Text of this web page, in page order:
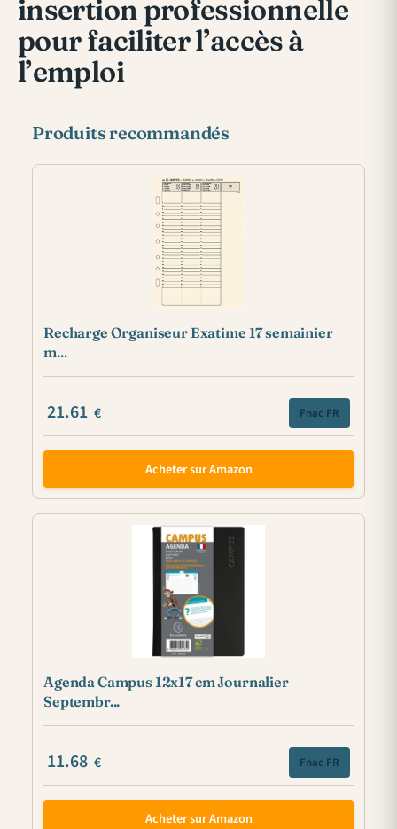
insertion professionnelle
pour faciliter l’accès à
l’emploi
Produits recommandés
Recharge Organiseur Exatime 17 semainier
m...
21.61 € Fnac FR
Acheter sur Amazon
Agenda Campus 12x17 cm Journalier
Septembr...
11.68 € Fnac FR
Acheter sur Amazon